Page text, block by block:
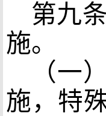
第九条
施。
（一
施，特